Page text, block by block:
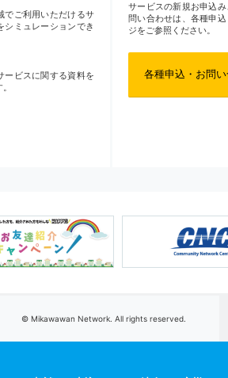
でご利用いただけるサ
シミュレーションでき
ービスに関する資料を
サービスの新規お申込
問い合わせは、各種申
ジをご参照ください。
各種申込・お問
© Mikawawan Network. All rights reserved.